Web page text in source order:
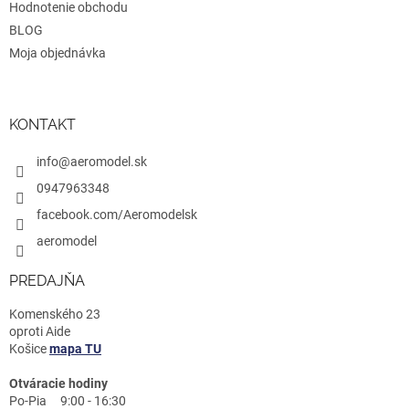
Hodnotenie obchodu
BLOG
Moja objednávka
KONTAKT
info@aeromodel.sk
0947963348
facebook.com/Aeromodelsk
aeromodel
PREDAJŇA
Komenského 23
oproti Aide
Košicemapa TU
Otváracie hodiny
Po-Pia 9:00 - 16:30